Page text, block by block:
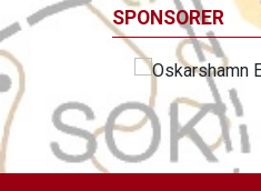
SPONSORER